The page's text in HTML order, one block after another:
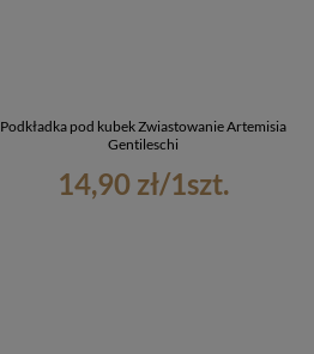
Podkładka pod kubek Zwiastowanie Artemisia
Gentileschi
14,90 zł/1szt.